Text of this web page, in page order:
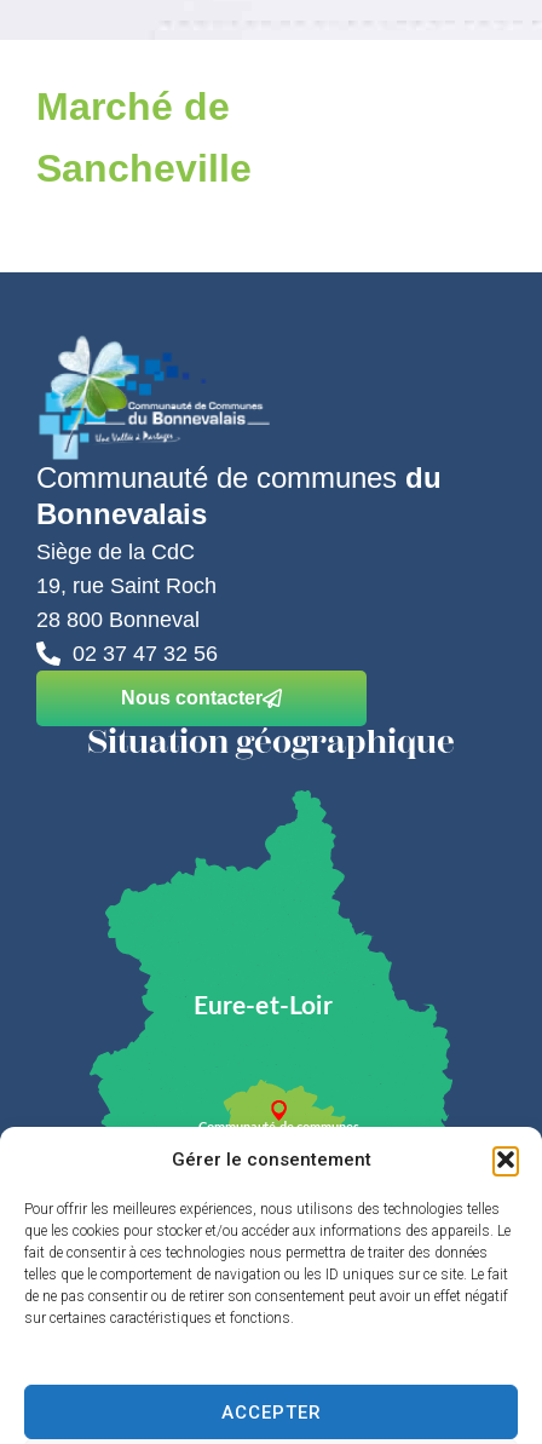
Gérer le consentement
Pour offrir les meilleures expériences, nous utilisons des technologies telles
que les cookies pour stocker et/ou accéder aux informations des appareils. Le
fait de consentir à ces technologies nous permettra de traiter des données
telles que le comportement de navigation ou les ID uniques sur ce site. Le fait
de ne pas consentir ou de retirer son consentement peut avoir un effet négatif
sur certaines caractéristiques et fonctions.
ACCEPTER
Marché de
Sancheville
Communauté de communes du
Bonnevalais
Siège de la CdC
19, rue Saint Roch
28 800 Bonneval
02 37 47 32 56
Nous contacter
Situation géographique
Plan du site
La Cdc
Enfance & jeunesse